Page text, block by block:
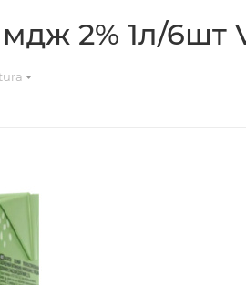
2% 1л/6шт